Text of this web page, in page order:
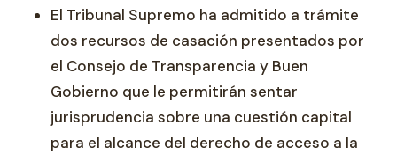
El Tribunal Supremo ha admitido a trámite
dos recursos de casación presentados por
el Consejo de Transparencia y Buen
Gobierno que le permitirán sentar
jurisprudencia sobre una cuestión capital
para el alcance del derecho de acceso a la